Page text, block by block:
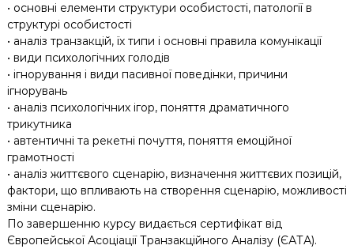
• основні елементи структури особистості, патології в
структурі особистості
• аналіз транзакцій, їх типи і основні правила комунікації
• види психологічних голодів
• ігнорування і види пасивної поведінки, причини
ігнорувань
• аналіз психологічних ігор, поняття драматичного
трикутника
• автентичні та рекетні почуття, поняття емоційної
грамотності
• аналіз життєвого сценарію, визначення життєвих позицій,
фактори, що впливають на створення сценарію, можливості
зміни сценарію.
По завершенню курсу видається сертифікат від
Європейської Асоціації Транзакційного Аналізу (ЄАТА).